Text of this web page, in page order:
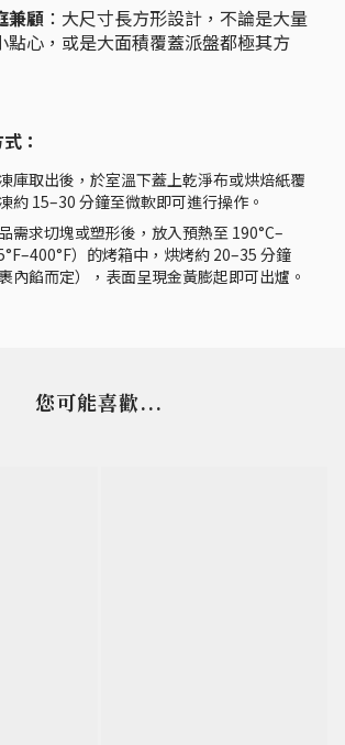
兼顧 ：大尺寸長方形設計，不論是大量
點心，或是大面積覆蓋派盤都極其方
：
庫取出後，於室溫下蓋上乾淨布或烘焙紙覆
約 15–30 分鐘至微軟即可進行操作。
需求切塊或塑形後，放入預熱至 190°C–
）的烤箱中，烘烤約 20–35 分鐘
裹內餡而定），表面呈現金黃膨起即可出爐。
您可能喜歡...